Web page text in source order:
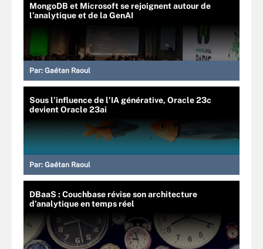
MongoDB et Microsoft se rejoignent autour de
l’analytique et de la GenAI
Par: Gaétan Raoul
Sous l’influence de l’IA générative, Oracle 23c
devient Oracle 23ai
Par: Gaétan Raoul
DBaaS : Couchbase révise son architecture
d’analytique en temps réel